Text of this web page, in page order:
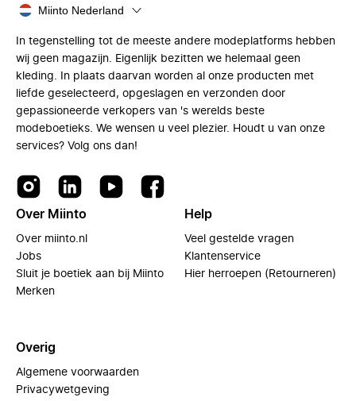
Miinto Nederland
In tegenstelling tot de meeste andere modeplatforms hebben
wij geen magazijn. Eigenlijk bezitten we helemaal geen
kleding. In plaats daarvan worden al onze producten met
liefde geselecteerd, opgeslagen en verzonden door
gepassioneerde verkopers van 's werelds beste
modeboetieks. We wensen u veel plezier. Houdt u van onze
services? Volg ons dan!
Over Miinto
Over miinto.nl
Jobs
Sluit je boetiek aan bij Miinto
Merken
Help
Veel gestelde vragen
Klantenservice
Hier herroepen (Retourneren)
Overig
Algemene voorwaarden
Privacywetgeving